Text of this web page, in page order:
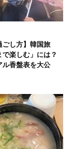
”ひと拭き”習
ゃあ底上げ運
っと“仕事以外の
スタイルも、服も
、夏の「甘めト
ごし方】韓国旅
で楽しむ」には？
ル香盤表を大公